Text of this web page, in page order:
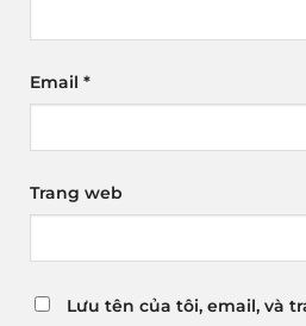
Email *
Trang web
Lưu tên của tôi, email, và